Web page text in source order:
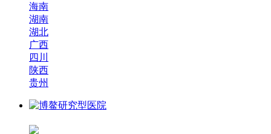
海南
湖南
湖北
广西
四川
陕西
贵州